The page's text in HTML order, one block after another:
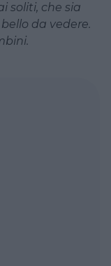
soliti, che sia
da vedere.